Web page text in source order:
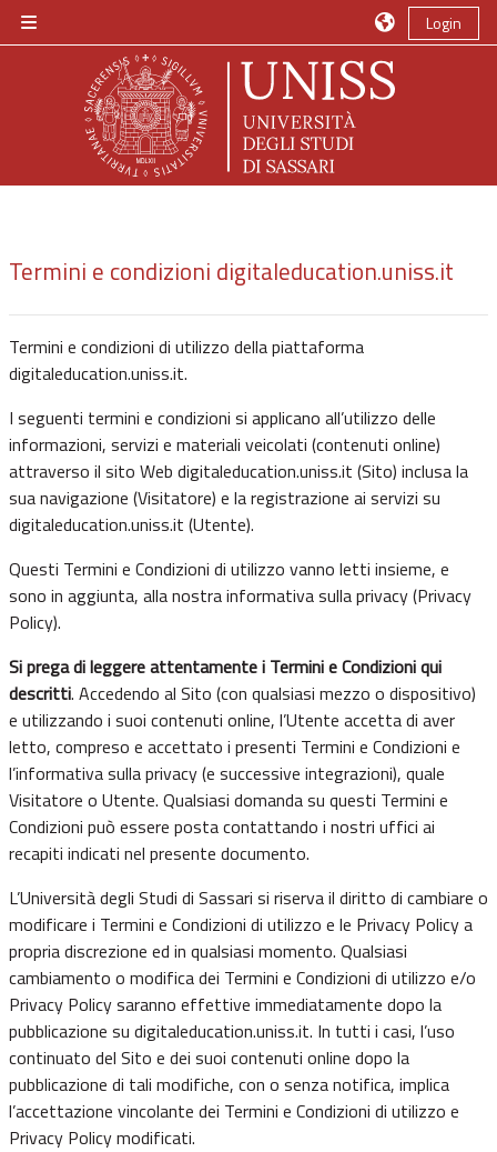
Vai al contenuto principale
Pannello laterale
Login
Termini e condizioni digitaleducation.uniss.it
Termini e condizioni di utilizzo della piattaforma
digitaleducation.uniss.it.
I seguenti termini e condizioni si applicano all’utilizzo delle
informazioni, servizi e materiali veicolati (contenuti online)
attraverso il sito Web digitaleducation.uniss.it (Sito) inclusa la
sua navigazione (Visitatore) e la registrazione ai servizi su
digitaleducation.uniss.it (Utente).
Questi Termini e Condizioni di utilizzo vanno letti insieme, e
sono in aggiunta, alla nostra informativa sulla privacy (Privacy
Policy).
Si prega di leggere attentamente i Termini e Condizioni qui
descritti. Accedendo al Sito (con qualsiasi mezzo o dispositivo)
e utilizzando i suoi contenuti online, l’Utente accetta di aver
letto, compreso e accettato i presenti Termini e Condizioni e
l’informativa sulla privacy (e successive integrazioni), quale
Visitatore o Utente. Qualsiasi domanda su questi Termini e
Condizioni può essere posta contattando i nostri uffici ai
recapiti indicati nel presente documento.
L’Università degli Studi di Sassari si riserva il diritto di cambiare o
modificare i Termini e Condizioni di utilizzo e le Privacy Policy a
propria discrezione ed in qualsiasi momento. Qualsiasi
cambiamento o modifica dei Termini e Condizioni di utilizzo e/o
Privacy Policy saranno effettive immediatamente dopo la
pubblicazione su digitaleducation.uniss.it. In tutti i casi, l’uso
continuato del Sito e dei suoi contenuti online dopo la
pubblicazione di tali modifiche, con o senza notifica, implica
l’accettazione vincolante dei Termini e Condizioni di utilizzo e
Privacy Policy modificati.